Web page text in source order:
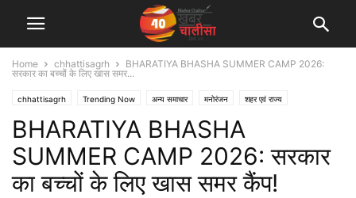
Home chhattisagrh
BHARATIYA BHASHA SUMMER CAMP 2026:
सरकार का बच्चों के लिए खास समर...
chhattisagrh Trending Now अन्य समाचार मनोरंजन शहर एवं राज्य
BHARATIYA BHASHA
SUMMER CAMP 2026: सरकार
का बच्चों के लिए खास समर कैंप!